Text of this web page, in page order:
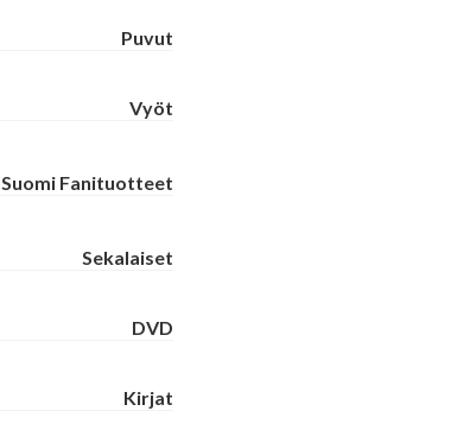
Puvut
Vyöt
Suomi Fanituotteet
Sekalaiset
DVD
Kirjat